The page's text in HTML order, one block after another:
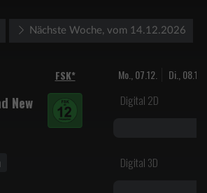
Nächste Woche, vom 14.12.2026
FSK* Mo., 07.12. Di., 08.12.
New
Digital 2D
Digital 3D